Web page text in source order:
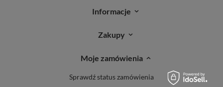
Informacje
Zakupy
Moje zamówienia
Sprawdź status zamówienia